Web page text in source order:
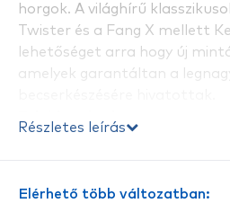
horgok. A világhírű
Twister és a Fang X mellett
lehetőséget arra hogy új
amelyek garantáltan a
horogszem a legjobb akadást
Részletes leírás
Elérhető több változatban: